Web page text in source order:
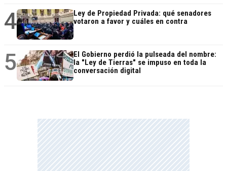
4
Ley de Propiedad Privada: qué senadores
votaron a favor y cuáles en contra
5
El Gobierno perdió la pulseada del nombre:
la "Ley de Tierras" se impuso en toda la
conversación digital